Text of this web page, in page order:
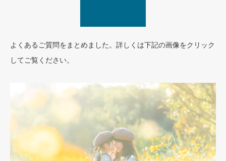
よくあるご質問をまとめました。詳しくは下記の画像をクリック
してご覧ください。